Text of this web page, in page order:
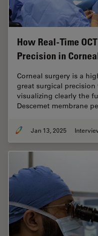
How Real-Time
Precision in
Corneal surgery is a
great surgical precision
visualizing clearly the
Descemet membrane
Jan 13, 2025